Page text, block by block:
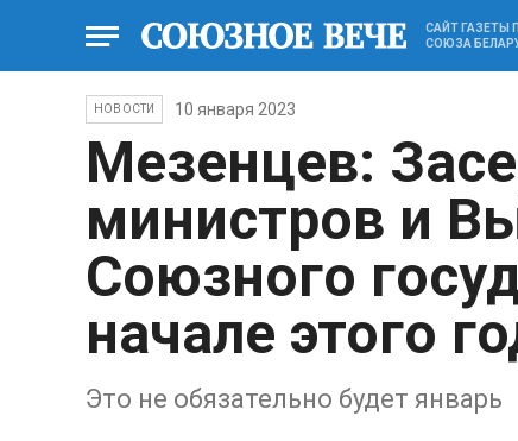
САЙТ ГАЗЕТЫ
СОЮЗА
НОВОСТИ 10 января 2023
Мезенцев:
министров и
Союзного
начале этого
Это не обязательно будет январь